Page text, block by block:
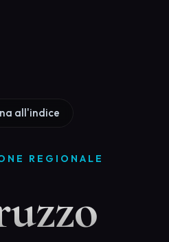
all'indice
REGIONALE